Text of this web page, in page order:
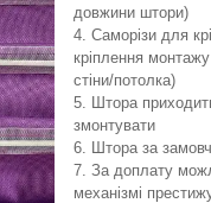
довжини штори)
Саморізи для
кріплення
стіни/потолка)
Штора
змонтувати
Штора за
За доплату
механізмі